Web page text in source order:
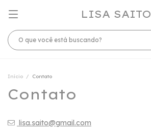
LISA SAITO
Início / Contato
Contato
lisa.saito@gmail.com